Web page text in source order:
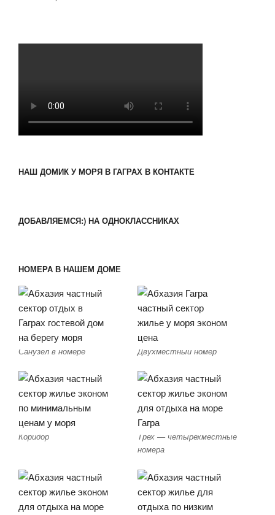
НАШ ДОМИК У МОРЯ В ГАГРАХ В КОНТАКТЕ
ДОБАВЛЯЕМСЯ:) НА ОДНОКЛАССНИКАХ
НОМЕРА В НАШЕМ ДОМЕ
Санузел в номере Двухместный номер
Коридор
Трех — четырехместные
номера